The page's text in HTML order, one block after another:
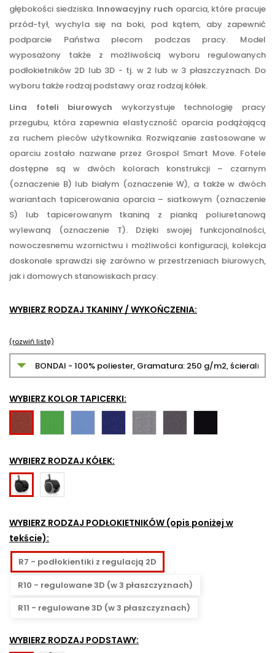
głębokości siedziska. Innowacyjny ruch oparcia, które pracuje
przód-tył, wychyla się na boki, pod kątem, aby zapewnić
podparcie Państwa plecom podczas pracy. Model
wyposażony także z możliwością wyboru regulowanych
podłokietników 2D lub 3D - tj. w 2 lub w 3 płaszczyznach. Do
wyboru także rodzaj podstawy oraz rodzaj kółek.
Lina foteli biurowych wykorzystuje technologię pracy
przegubu, która zapewnia elastyczność oparcia podążającą
za ruchem pleców użytkownika. Rozwiązanie zastosowane w
oparciu zostało nazwane przez Grospol Smart Move. Fotele
dostępne są w dwóch kolorach konstrukcji – czarnym
(oznaczenie B) lub białym (oznaczenie W), a także w dwóch
wariantach tapicerowania oparcia – siatkowym (oznaczenie
S) lub tapicerowanym tkaniną z pianką poliuretanową
wylewaną (oznaczenie T). Dzięki swojej funkcjonalności,
nowoczesnemu wzornictwu i możliwości konfiguracji, kolekcja
doskonale sprawdzi się zarówno w przestrzeniach biurowych,
jak i domowych stanowiskach pracy.
WYBIERZ RODZAJ TKANINY / WYKOŃCZENIA:
(rozwiń listę)
WYBIERZ KOLOR TAPICERKI:
BN02
-
-
-
BN05
-
BN14
-
-
WYBIERZ RODZAJ KÓŁEK:
Do
powierzchni
np.
dywany
Do
powierzchni
-
zabezpieczają
przed
zarysowaniem
WYBIERZ RODZAJ PODŁOKIETNIKÓW (opis poniżej w
tekście):
R7 - podłokientiki z regulacją 2D
R10 - regulowane 3D (w 3 płaszczyznach)
R11 - regulowane 3D (w 3 płaszczyznach)
WYBIERZ RODZAJ PODSTAWY: